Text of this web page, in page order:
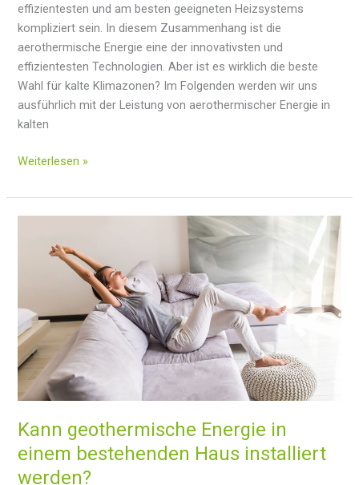
effizientesten und am besten geeigneten Heizsystems
kompliziert sein. In diesem Zusammenhang ist die
aerothermische Energie eine der innovativsten und
effizientesten Technologien. Aber ist es wirklich die beste
Wahl für kalte Klimazonen? Im Folgenden werden wir uns
ausführlich mit der Leistung von aerothermischer Energie in
kalten
Aerothermische
für
kalte
für
dieses
Klima?
Weiterlesen »
Kann geothermische Energie in
einem bestehenden Haus installiert
werden?